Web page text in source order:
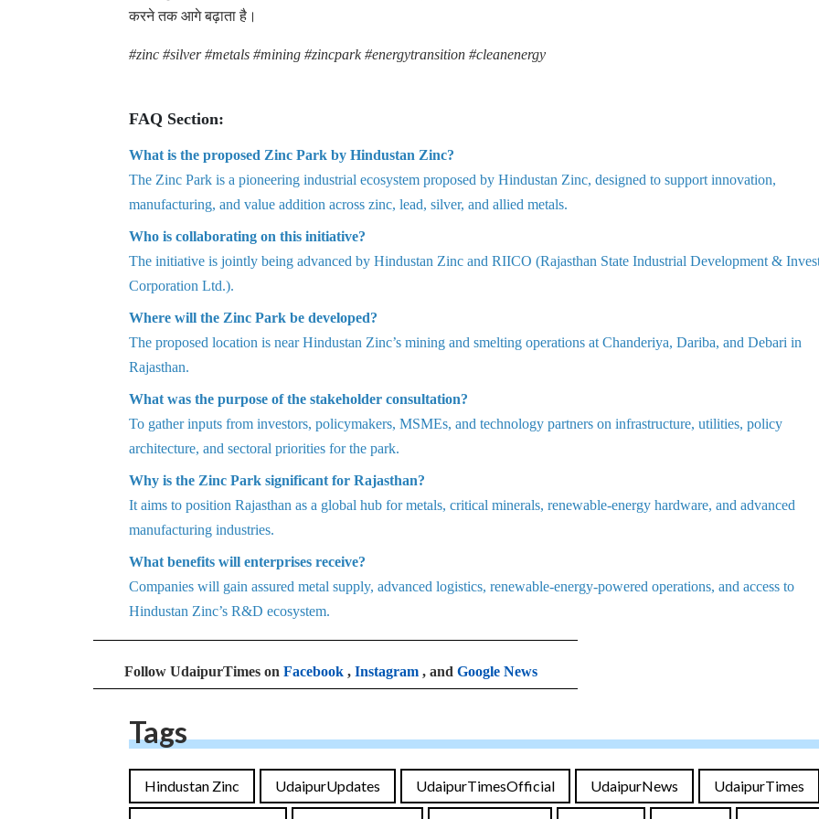
करने तक आगे बढ़ाता है।
#zinc #silver #metals #mining #zincpark #energytransition #cleanenergy
FAQ Section:
What is the proposed Zinc Park by Hindustan Zinc?
The Zinc Park is a pioneering industrial ecosystem proposed by Hindustan Zinc, designed to support innovation,
manufacturing, and value addition across zinc, lead, silver, and allied metals.
Who is collaborating on this initiative?
The initiative is jointly being advanced by Hindustan Zinc and RIICO (Rajasthan State Industrial Development &
Corporation Ltd.).
Where will the Zinc Park be developed?
The proposed location is near Hindustan Zinc’s mining and smelting operations at Chanderiya, Dariba, and Debari in
Rajasthan.
What was the purpose of the stakeholder consultation?
To gather inputs from investors, policymakers, MSMEs, and technology partners on infrastructure, utilities, policy
architecture, and sectoral priorities for the park.
Why is the Zinc Park significant for Rajasthan?
It aims to position Rajasthan as a global hub for metals, critical minerals, renewable-energy hardware, and advanced
manufacturing industries.
What benefits will enterprises receive?
Companies will gain assured metal supply, advanced logistics, renewable-energy-powered operations, and access to
Hindustan Zinc’s R&D ecosystem.
Follow UdaipurTimes on Facebook , Instagram , and Google News
Tags
Hindustan Zinc UdaipurUpdates UdaipurTimesOfficial UdaipurNews UdaipurTimes